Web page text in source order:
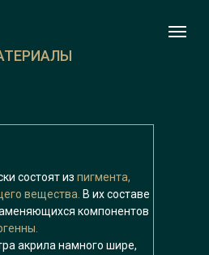
состоят из пигмента,
вещества. В их составе
компонентов
акрила намного шире,